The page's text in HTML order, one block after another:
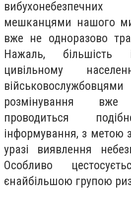
мешканцями нашого
вже не одноразово
Нажаль, більшість
цивільному
розмінування
проводиться
інформування, з метою
уразі виявлення
Особливо
єнайбільшою групою